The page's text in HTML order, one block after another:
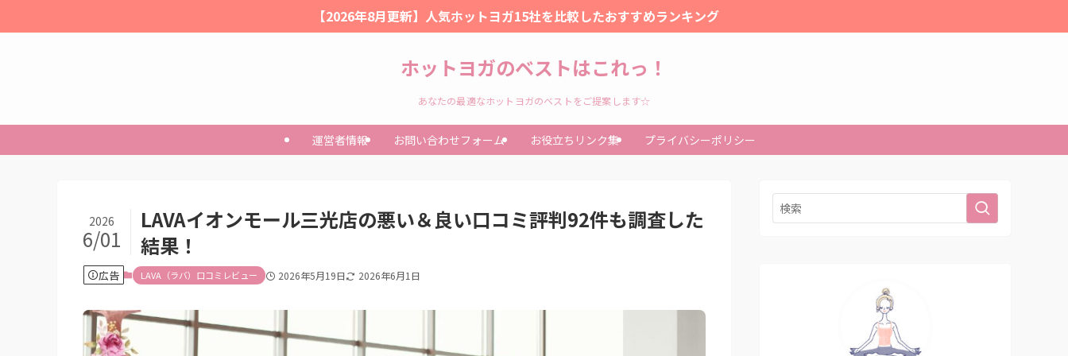
【2026年8月更新】人気ホットヨガ15社を比較したおすすめランキング
ホットヨガのベストはこれっ！
あなたの最適なホットヨガのベストをご提案します☆
運営者情報 お問い合わせフォーム お役立ちリンク集 プライバシーポリシー
LAVAイオンモール三光店の悪い＆良い口コミ評判92件も調査した
結果！
2026
6/01
広告 LAVA（ラバ）口コミレビュー 2026年5月19日 2026年6月1日